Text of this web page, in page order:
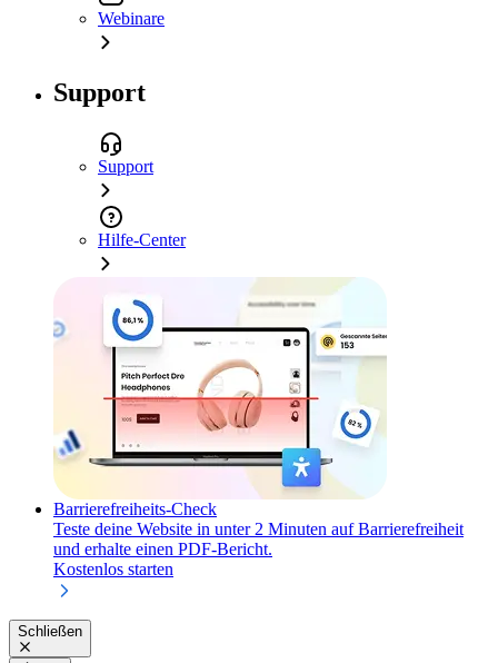
Webinare
Support
Support
Hilfe-Center
Barrierefreiheits-Check
Teste deine Website in unter 2 Minuten auf Barrierefreiheit
und erhalte einen PDF-Bericht.
Kostenlos starten
Schließen